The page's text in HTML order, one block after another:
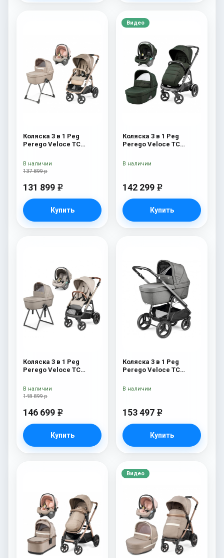
Коляска 3 в 1 Peg
Perego Veloce TC
Amour
137 899 р
131 899 e
Купить
В наличии
Видео
Коляска 3 в 1 Peg
Perego Veloce TC
142 299 e
Купить
В наличии
Коляска 3 в 1 Peg
Perego Veloce TC
New
148 899 р
146 699 e
Купить
В наличии
Коляска 3 в 1 Peg
Perego Veloce TC
Mercury
153 497 e
Купить
В наличии
Видео